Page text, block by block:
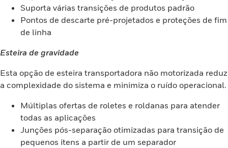
Suporta várias transições de produtos padrão
Pontos de descarte pré-projetados e proteções de fim
de linha
Esteira de gravidade
Esta opção de esteira transportadora não motorizada reduz
a complexidade do sistema e minimiza o ruído operacional.
Múltiplas ofertas de roletes e roldanas para atender
todas as aplicações
Junções pós-separação otimizadas para transição de
pequenos itens a partir de um separador